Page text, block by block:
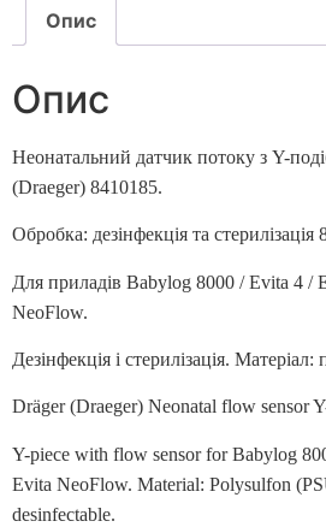
Опис
Опис
Неонатальний датчик потоку з Y-
(Draeger) 8410185.
Обробка: дезінфекція та стерилізація
Для приладів Babylog 8000 / Evita 4 /
NeoFlow.
Дезінфекція і стерилізація.
Dräger (Draeger) Neonatal flow sensor
Y-piece with flow sensor for Babylog
Evita NeoFlow. Material: Polysulfon
desinfectable.